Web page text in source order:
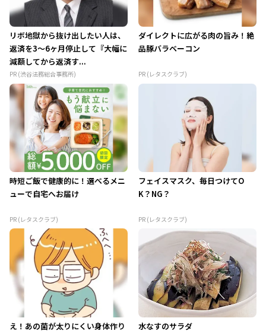
リボ地獄から抜け出したい人は、
返済を3～6ヶ月停止して『大幅に
減額してから返済す...
PR (渋谷法務総合事務所)
ダイレクトに広がる肉の旨み！絶
品豚バラベーコン
PR (レタスクラブ)
時短ご飯で健康的に！選べるメニ
ューで自宅へお届け
PR (レタスクラブ)
フェイスマスク、毎日つけてO
K？NG？
PR (レタスクラブ)
え！あの菌が太りにくい身体作り
水なすのサラダ